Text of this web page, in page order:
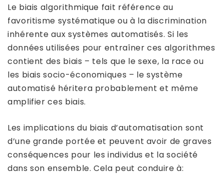
Le biais algorithmique fait référence au
favoritisme systématique ou à la discrimination
inhérente aux systèmes automatisés. Si les
données utilisées pour entraîner ces algorithmes
contient des biais – tels que le sexe, la race ou
les biais socio-économiques – le système
automatisé héritera probablement et même
amplifier ces biais.
Les implications du biais d’automatisation sont
d’une grande portée et peuvent avoir de graves
conséquences pour les individus et la société
dans son ensemble. Cela peut conduire à: